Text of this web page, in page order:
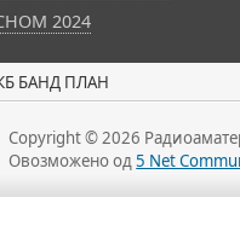
2024
БАНД ПЛАН
Copyright © 2026
Овозможено од5 Net